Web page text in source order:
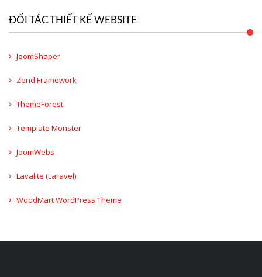
ĐỐI TÁC THIẾT KẾ WEBSITE
JoomShaper
Zend Framework
ThemeForest
Template Monster
JoomWebs
Lavalite (Laravel)
WoodMart WordPress Theme